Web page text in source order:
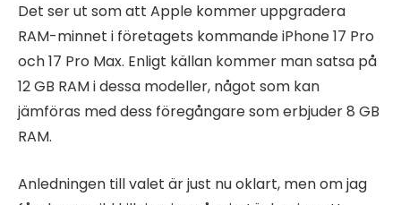
Det ser ut som att Apple kommer uppgradera
RAM-minnet i företagets kommande iPhone 17 Pro
och 17 Pro Max. Enligt källan kommer man satsa på
12 GB RAM i dessa modeller, något som kan
jämföras med dess föregångare som erbjuder 8 GB
RAM.
Anledningen till valet är just nu oklart, men om jag